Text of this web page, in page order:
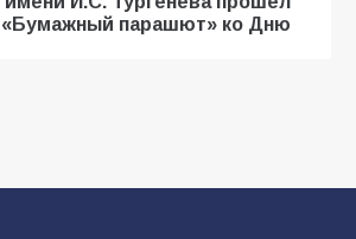
«Бумажный парашют» ко Дню
кластера